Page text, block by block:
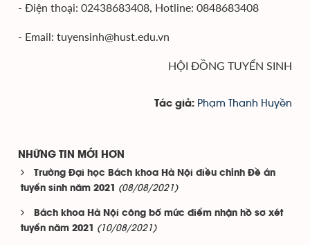
- Điện thoại: 02438683408, Hotline: 0848683408
- Email: tuyensinh@hust.edu.vn
HỘI ĐỒNG TUYỂN SINH
Tác giả: Phạm Thanh Huyền
NHỮNG TIN MỚI HƠN
Trường Đại học Bách khoa Hà Nội điều chỉnh Đề án
tuyển sinh năm 2021
(08/08/2021)
Bách khoa Hà Nội công bố mức điểm nhận hồ sơ xét
tuyển năm 2021
(10/08/2021)